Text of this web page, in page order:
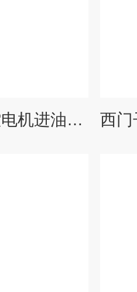
嘉兴西门子数控电机进油当天检测维修